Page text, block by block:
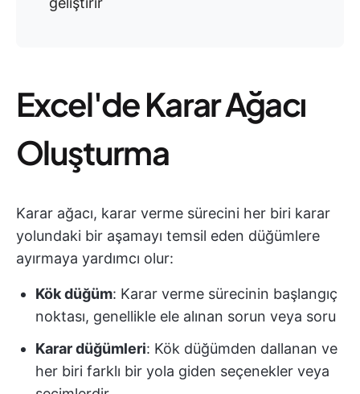
Excel'de Karar Ağacı
Oluşturma
Karar ağacı, karar verme sürecini her biri karar
yolundaki bir aşamayı temsil eden düğümlere
ayırmaya yardımcı olur:
Kök düğüm: Karar verme sürecinin başlangıç
noktası, genellikle ele alınan sorun veya soru
Karar düğümleri: Kök düğümden dallanan ve
her biri farklı bir yola giden seçenekler veya